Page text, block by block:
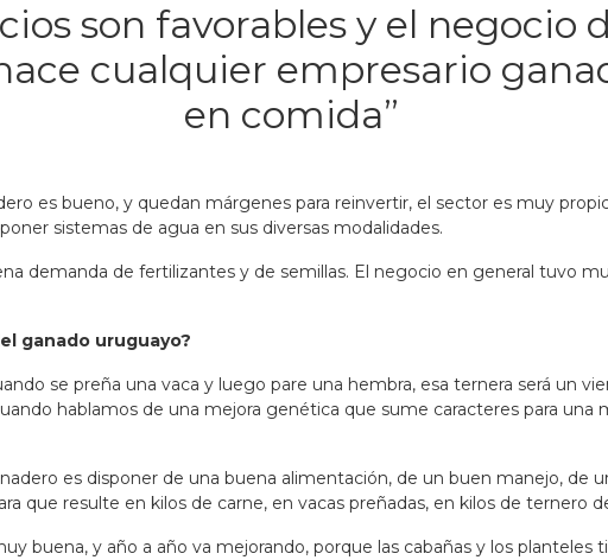
son favorables y el negocio
cualquier empresario
en comida”
es bueno, y quedan márgenes para reinvertir, el sector es muy
sistemas de agua en sus diversas modalidades.
demanda de fertilizantes y de semillas. El negocio en general tuvo
ganado uruguayo?
se preña una vaca y luego pare una hembra, esa ternera será un
hablamos de una mejora genética que sume caracteres para una
es disponer de una buena alimentación, de un buen manejo, de
que resulte en kilos de carne, en vacas preñadas, en kilos de ternero
buena, y año a año va mejorando, porque las cabañas y los planteles